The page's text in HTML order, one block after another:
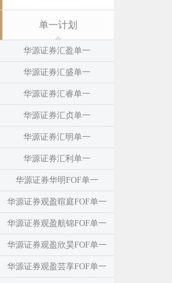
单一计划
华源证券汇盈单一
华源证券汇盛单一
华源证券汇睿单一
华源证券汇贞单一
华源证券汇明单一
华源证券汇利单一
华源证券华明FOF单一
华源证券观盈暄庭FOF单一
华源证券观盈航锦FOF单一
华源证券观盈欣昊FOF单一
华源证券观盈芸享FOF单一